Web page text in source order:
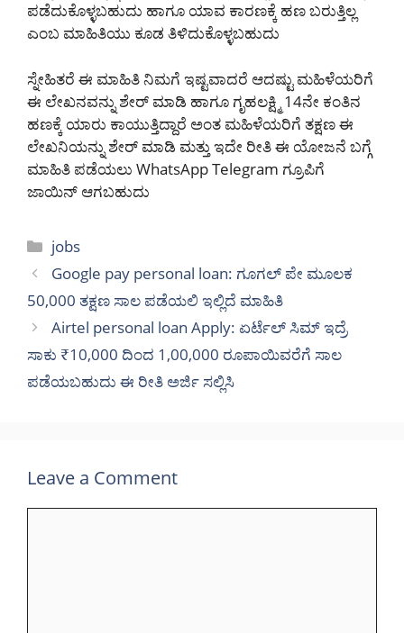
ಪಡೆದುಕೊಳ್ಳಬಹುದು ಹಾಗೂ ಯಾವ ಕಾರಣಕ್ಕೆ ಹಣ ಬರುತ್ತಿಲ್ಲ
ಎಂಬ ಮಾಹಿತಿಯು ಕೂಡ ತಿಳಿದುಕೊಳ್ಳಬಹುದು
ಸ್ನೇಹಿತರೆ ಈ ಮಾಹಿತಿ ನಿಮಗೆ ಇಷ್ಟವಾದರೆ ಆದಷ್ಟು ಮಹಿಳೆಯರಿಗೆ
ಈ ಲೇಖನವನ್ನು ಶೇರ್ ಮಾಡಿ ಹಾಗೂ ಗೃಹಲಕ್ಷ್ಮಿ 14ನೇ ಕಂತಿನ
ಹಣಕ್ಕೆ ಯಾರು ಕಾಯುತ್ತಿದ್ದಾರೆ ಅಂತ ಮಹಿಳೆಯರಿಗೆ ತಕ್ಷಣ ಈ
ಲೇಖನಿಯನ್ನು ಶೇರ್ ಮಾಡಿ ಮತ್ತು ಇದೇ ರೀತಿ ಈ ಯೋಜನೆ ಬಗ್ಗೆ
ಮಾಹಿತಿ ಪಡೆಯಲು WhatsApp Telegram ಗ್ರೂಪಿಗೆ
ಜಾಯಿನ್ ಆಗಬಹುದು
Categories
jobs
Google pay personal loan: ಗೂಗಲ್ ಪೇ ಮೂಲಕ
50,000 ತಕ್ಷಣ ಸಾಲ ಪಡೆಯಲಿ ಇಲ್ಲಿದೆ ಮಾಹಿತಿ
Airtel personal loan Apply: ಏರ್ಟೆಲ್ ಸಿಮ್ ಇದ್ರೆ
ಸಾಕು ₹10,000 ದಿಂದ 1,00,000 ರೂಪಾಯಿವರೆಗೆ ಸಾಲ
ಪಡೆಯಬಹುದು ಈ ರೀತಿ ಅರ್ಜಿ ಸಲ್ಲಿಸಿ
Leave a Comment